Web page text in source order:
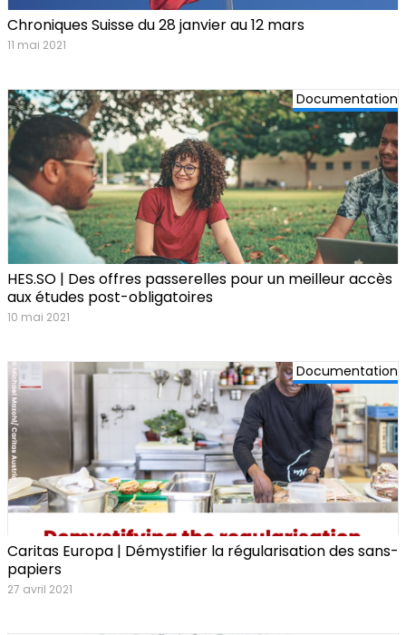
Chroniques Suisse du 28 janvier au 12 mars
11 mai 2021
Documentation
HES.SO | Des offres passerelles pour un meilleur accès
aux études post-obligatoires
10 mai 2021
Documentation
Caritas Europa | Démystifier la régularisation des sans-
papiers
27 avril 2021